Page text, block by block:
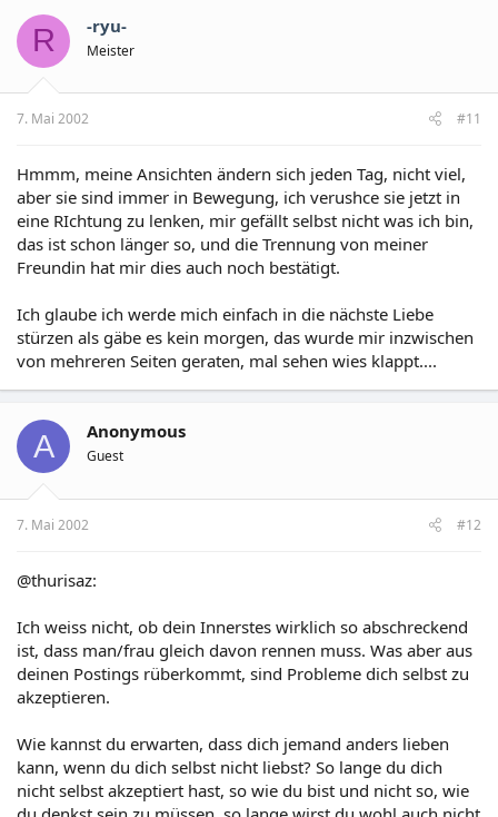
R -ryu-
Meister
7. Mai 2002 #11
Hmmm, meine Ansichten ändern sich jeden Tag, nicht viel,
aber sie sind immer in Bewegung, ich verushce sie jetzt in
eine RIchtung zu lenken, mir gefällt selbst nicht was ich bin,
das ist schon länger so, und die Trennung von meiner
Freundin hat mir dies auch noch bestätigt.
Ich glaube ich werde mich einfach in die nächste Liebe
stürzen als gäbe es kein morgen, das wurde mir inzwischen
von mehreren Seiten geraten, mal sehen wies klappt....
A Anonymous
Guest
7. Mai 2002 #12
@thurisaz:
Ich weiss nicht, ob dein Innerstes wirklich so abschreckend
ist, dass man/frau gleich davon rennen muss. Was aber aus
deinen Postings rüberkommt, sind Probleme dich selbst zu
akzeptieren.
Wie kannst du erwarten, dass dich jemand anders lieben
kann, wenn du dich selbst nicht liebst? So lange du dich
nicht selbst akzeptiert hast, so wie du bist und nicht so, wie